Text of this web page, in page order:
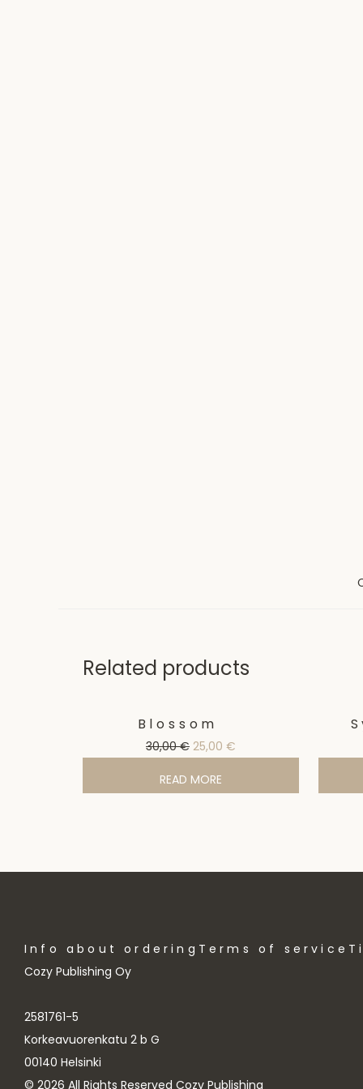
Related products
Blossom
30,00€ Original price was: 30,00 €.
25,00 €
READ MORE
Info about ordering Terms of service
Cozy Publishing Oy
2581761-5
Korkeavuorenkatu 2 b G
00140 Helsinki
© 2026 All Rights Reserved Cozy Publishing